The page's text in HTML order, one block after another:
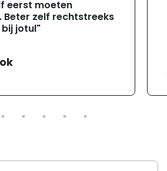
eerst moeten
Beter zelf rechtstreeks
jotul"